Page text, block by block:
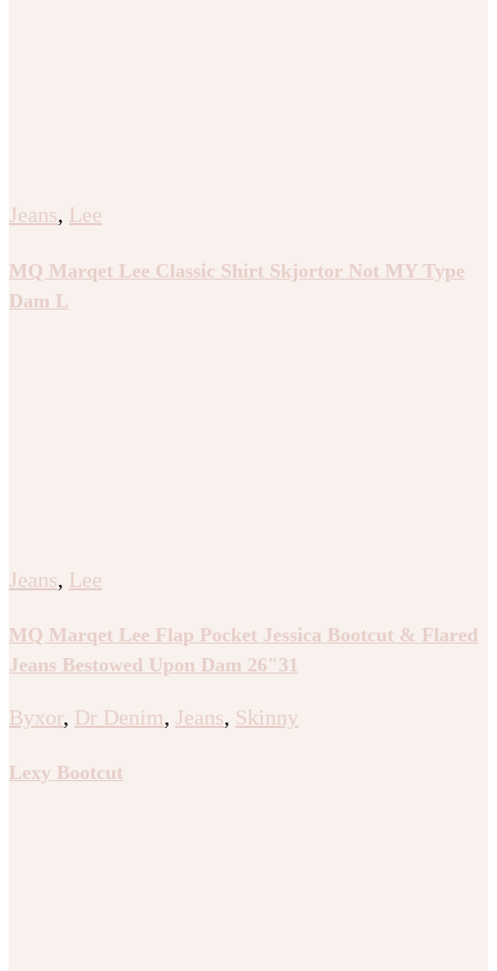
Jeans, Lee
MQ Marqet Lee Classic Shirt Skjortor Not MY Type
Dam L
Jeans, Lee
MQ Marqet Lee Flap Pocket Jessica Bootcut & Flared
Jeans Bestowed Upon Dam 26″31
Byxor, Dr Denim, Jeans, Skinny
Lexy Bootcut